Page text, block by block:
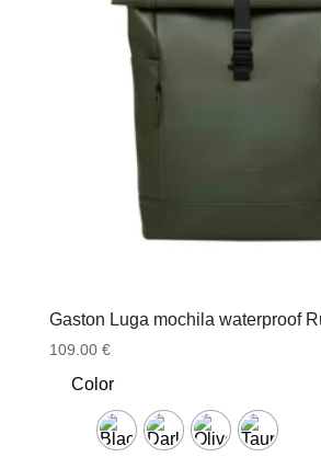
Gaston Luga mochila waterproof
109.00 €
Color